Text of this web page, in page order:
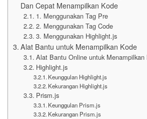
Dan Cepat Menampilkan Kode
1. Menggunakan Tag Pre
2. Menggunakan Tag Code
3. Menggunakan Highlight.js
Alat Bantu untuk Menampilkan Kode
Alat Bantu Online untuk Menampilkan
Highlight.js
Keunggulan Highlight.js
Kekurangan Highlight.js
Prism.js
Keunggulan Prism.js
Kekurangan Prism.js